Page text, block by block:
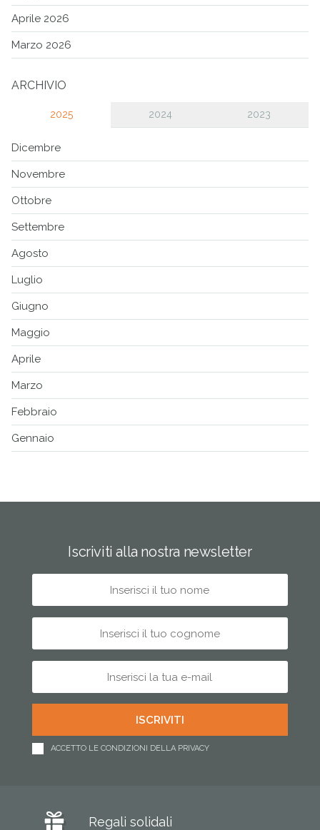
Aprile 2026
Marzo 2026
ARCHIVIO
2025 2024 2023
Dicembre
Novembre
Ottobre
Settembre
Agosto
Luglio
Giugno
Maggio
Aprile
Marzo
Febbraio
Gennaio
Iscriviti alla nostra newsletter
ACCETTO LE CONDIZIONI DELLA PRIVACY
Regali solidali